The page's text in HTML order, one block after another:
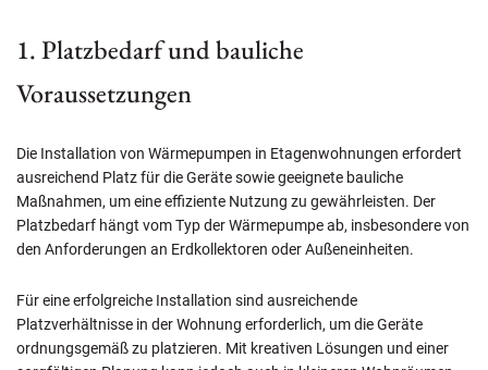
1. Platzbedarf und bauliche
Voraussetzungen
Die Installation von Wärmepumpen in Etagenwohnungen erfordert
ausreichend Platz für die Geräte sowie geeignete bauliche
Maßnahmen, um eine effiziente Nutzung zu gewährleisten. Der
Platzbedarf hängt vom Typ der Wärmepumpe ab, insbesondere von
den Anforderungen an Erdkollektoren oder Außeneinheiten.
Für eine erfolgreiche Installation sind ausreichende
Platzverhältnisse in der Wohnung erforderlich, um die Geräte
ordnungsgemäß zu platzieren. Mit kreativen Lösungen und einer